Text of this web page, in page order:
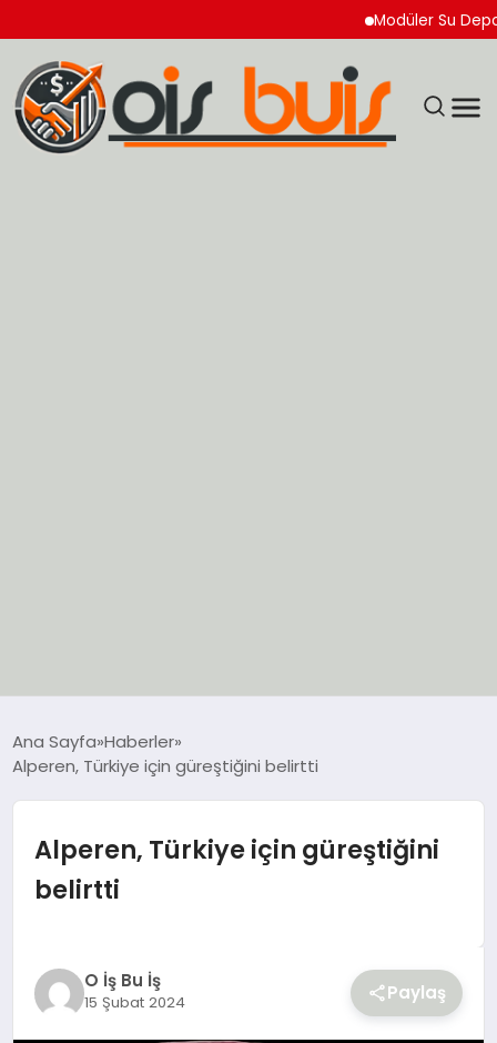
Modüler Su Deposu
EKONOMİ
GÜNCEL
SIYASET
YAŞAM
Ana Sayfa Haberler
Alperen, Türkiye için güreştiğini belirtti
Alperen, Türkiye için güreştiğini
belirtti
O İş Bu İş
15 Şubat 2024 Paylaş